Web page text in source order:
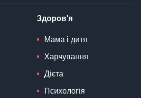
Здоров'я
Мама і дитя
Харчування
Дієта
Психологія